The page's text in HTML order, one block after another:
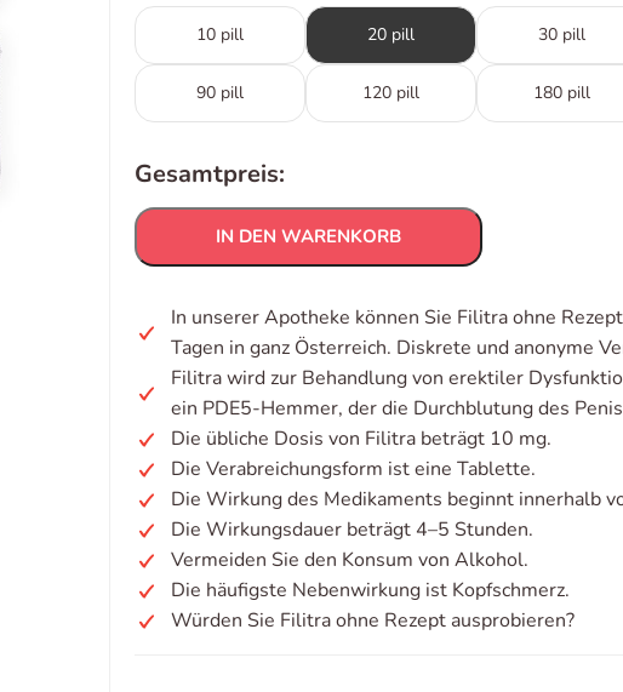
10 pill 20 pill 30 pill
90 pill 120 pill 180 pill
Gesamtpreis:
IN DEN WARENKORB
In unserer Apotheke können Sie Filitra ohne
Tagen in ganz Österreich. Diskrete und anonyme
Filitra wird zur Behandlung von erektiler
ein PDE5-Hemmer, der die Durchblutung des
Die übliche Dosis von Filitra beträgt 10 mg.
Die Verabreichungsform ist eine Tablette.
Die Wirkung des Medikaments beginnt innerhalb
Die Wirkungsdauer beträgt 4–5 Stunden.
Vermeiden Sie den Konsum von Alkohol.
Die häufigste Nebenwirkung ist Kopfschmerz.
Würden Sie Filitra ohne Rezept ausprobieren?